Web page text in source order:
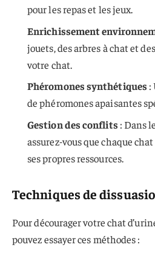
pour les repas et les jeux.
Enrichissement
jouets, des arbres à chat et
votre chat.
Phéromones synthétiques :
de phéromones apaisantes
Gestion des conflits : Dans
assurez-vous que chaque
ses propres ressources.
Techniques de
Pour décourager votre chat
pouvez essayer ces méthodes :